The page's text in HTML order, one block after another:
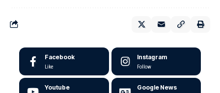
Facebook
Like
Instagram
Follow
Youtube Google News